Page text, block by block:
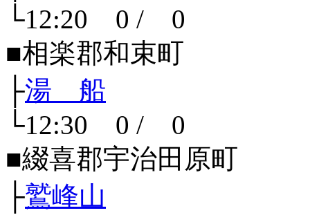
└12:20 0 / 0
■相楽郡和束町
├湯 船
└12:30 0 / 0
■綴喜郡宇治田原町
├鷲峰山